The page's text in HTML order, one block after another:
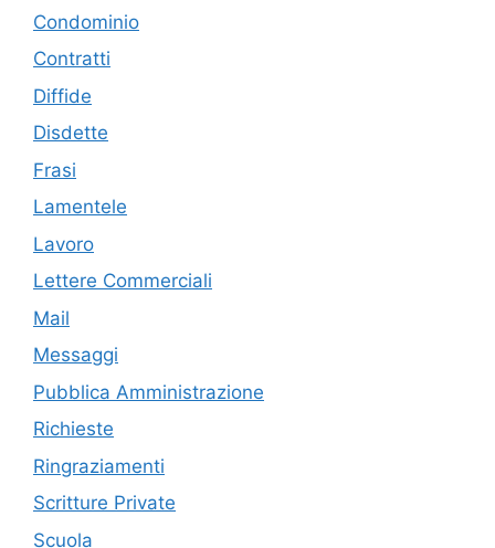
Condominio
Contratti
Diffide
Disdette
Frasi
Lamentele
Lavoro
Lettere Commerciali
Mail
Messaggi
Pubblica Amministrazione
Richieste
Ringraziamenti
Scritture Private
Scuola